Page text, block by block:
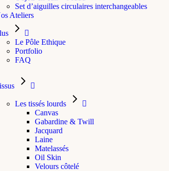
Set d’aiguilles circulaires interchangeables
Ateliers
Le Pôle Ethique
Portfolio
FAQ
Les tissés lourds
Canvas
Gabardine & Twill
Jacquard
Laine
Matelassés
Oil Skin
Velours côtelé